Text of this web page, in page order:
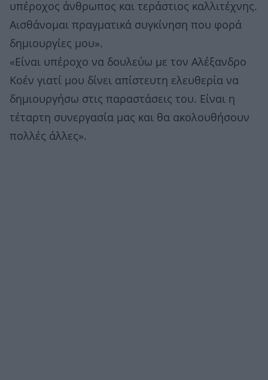
υπέροχος άνθρωπος και τεράστιος καλλιτέχνης.
Αισθάνομαι πραγματικά συγκίνηση που φορά
δημιουργίες μου».
«Είναι υπέροχο να δουλεύω με τον Αλέξανδρο
Κοέν γιατί μου δίνει απίστευτη ελευθερία να
δημιουργήσω στις παραστάσεις του. Είναι η
τέταρτη συνεργασία μας και θα ακολουθήσουν
πολλές άλλες».